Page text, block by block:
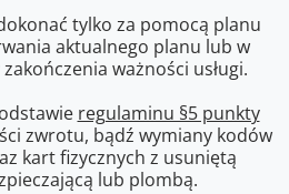
tylko za pomocą planu
aktualnego planu lub w
ważności usługi.
regulaminu §5 punkty
zwrotu, bądź wymiany kodów
kart fizycznych z usuniętą
lub plombą.